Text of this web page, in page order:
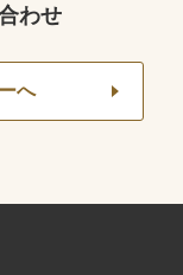
わせ
へ